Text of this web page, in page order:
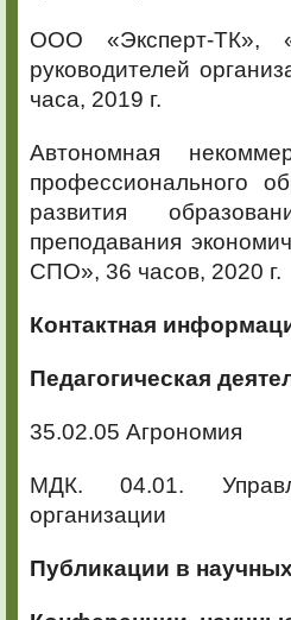
ООО «Эксперт-
руководителей
часа, 2019 г.
Автономная
профессионального
развития
преподавания
СПО», 36 часов, 2020 г.
Контактная
Педагогическая
35.02.05 Агрономия
МДК. 04.01.
организации
Публикации в